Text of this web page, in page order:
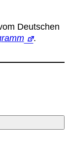
Deutschen
.